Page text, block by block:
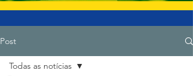
Post
Todas as notícias